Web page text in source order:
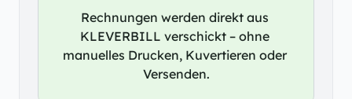
Rechnungen werden direkt aus
KLEVERBILL verschickt – ohne
manuelles Drucken, Kuvertieren oder
Versenden.